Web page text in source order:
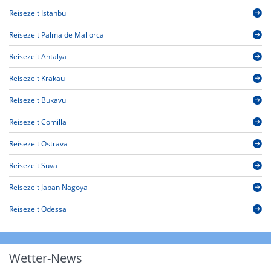
Reisezeit Istanbul
Reisezeit Palma de Mallorca
Reisezeit Antalya
Reisezeit Krakau
Reisezeit Bukavu
Reisezeit Comilla
Reisezeit Ostrava
Reisezeit Suva
Reisezeit Japan Nagoya
Reisezeit Odessa
Wetter-News